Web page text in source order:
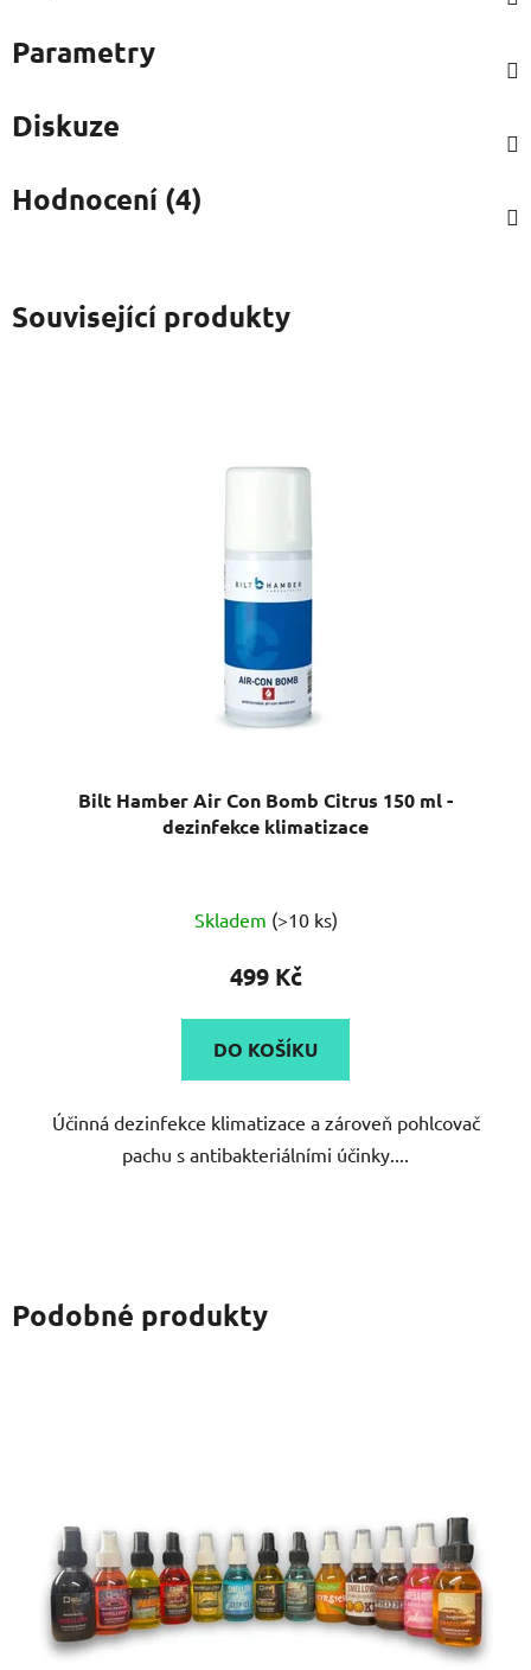
Parametry
Diskuze
Hodnocení (4)
Související produkty
Bilt Hamber Air Con Bomb Citrus 150 ml -
dezinfekce klimatizace
hodnocení
produktu
4,5
z
hvězdiček.
Skladem (>10 ks)
499 Kč
DO KOŠÍKU
Účinná dezinfekce klimatizace a zároveň pohlcovač
pachu s antibakteriálními účinky....
Podobné produkty